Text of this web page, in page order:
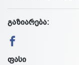
გაზიარება:
ფასი